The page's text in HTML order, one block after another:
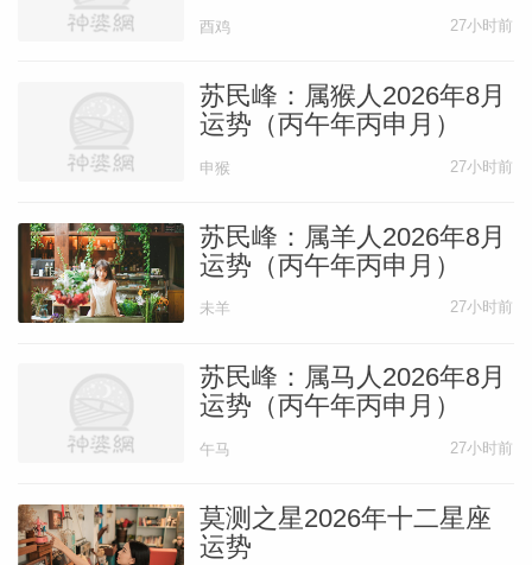
酉鸡 27小时前
苏民峰：属猴人2026年8月
运势（丙午年丙申月）
申猴 27小时前
苏民峰：属羊人2026年8月
运势（丙午年丙申月）
未羊 27小时前
苏民峰：属马人2026年8月
运势（丙午年丙申月）
午马 27小时前
莫测之星2026年十二星座
运势